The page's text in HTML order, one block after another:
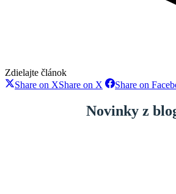
Zdielajte článok
Share on XShare on X Share on
Novinky z